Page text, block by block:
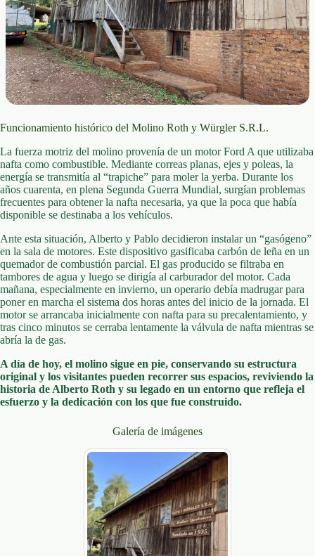
Funcionamiento histórico del Molino Roth y Würgler S.R.L.
La fuerza motriz del molino provenía de un motor Ford A que utilizaba
nafta como combustible. Mediante correas planas, ejes y poleas, la
energía se transmitía al “trapiche” para moler la yerba. Durante los
años cuarenta, en plena Segunda Guerra Mundial, surgían problemas
frecuentes para obtener la nafta necesaria, ya que la poca que había
disponible se destinaba a los vehículos.
Ante esta situación, Alberto y Pablo decidieron instalar un “gasógeno”
en la sala de motores. Este dispositivo gasificaba carbón de leña en un
quemador de combustión parcial. El gas producido se filtraba en
tambores de agua y luego se dirigía al carburador del motor. Cada
mañana, especialmente en invierno, un operario debía madrugar para
poner en marcha el sistema dos horas antes del inicio de la jornada. El
motor se arrancaba inicialmente con nafta para su precalentamiento, y
tras cinco minutos se cerraba lentamente la válvula de nafta mientras se
abría la de gas.
A día de hoy, el molino sigue en pie, conservando su estructura
original y los visitantes pueden recorrer sus espacios, reviviendo la
historia de Alberto Roth y su legado en un entorno que refleja el
esfuerzo y la dedicación con los que fue construido.
Galería de imágenes